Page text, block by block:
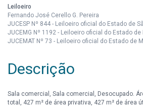
Leiloeiro
Fernando José Cerello G. Pereira
JUCESP Nº 844 - Leiloeiro oficial do Estado de
JUCEMG Nº 1192 - Leiloeiro oficial do Estado
JUCEMAT Nº 73 - Leiloeiro oficial do Estado de
Descrição
Sala comercial, Sala comercial, Desocupado.
total, 427 m² de área privativa, 427 m² de área